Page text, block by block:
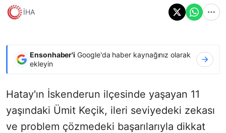
İHA
Ensonhaber'i Google'da haber kaynağınız olarak
ekleyin
Hatay'ın İskenderun ilçesinde yaşayan 11
yaşındaki Ümit Keçik, ileri seviyedeki zekası
ve problem çözmedeki başarılarıyla dikkat